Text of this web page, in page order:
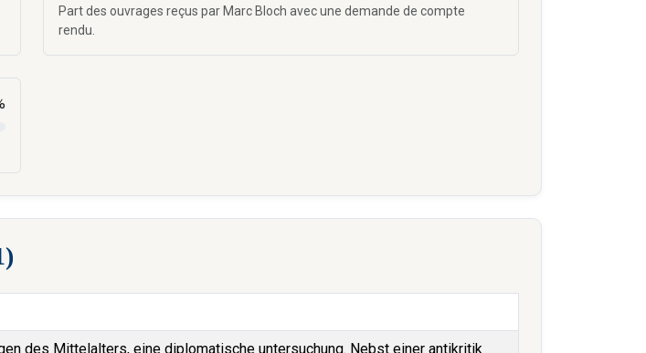
Part des ouvrages reçus par Marc Bloch avec une demande de compte
rendu.
des Mittelalters, eine diplomatische untersuchung. Nebst einer antikritik